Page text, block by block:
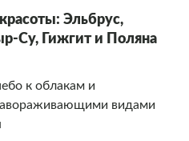
Эльбрус,
Су, Гижгит и Поляна
к облакам и
видами